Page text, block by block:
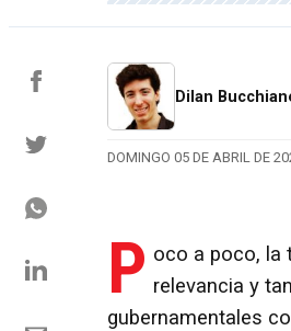
Dilan
DOMINGO 05 DE ABRIL DE
P oco a poco, la
relevancia y
gubernamentales